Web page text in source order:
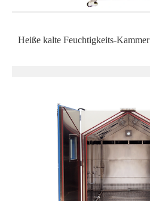
Heiße kalte Feuchtigkeits-Kammer